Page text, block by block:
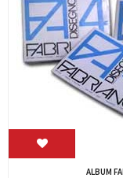
ALBUM